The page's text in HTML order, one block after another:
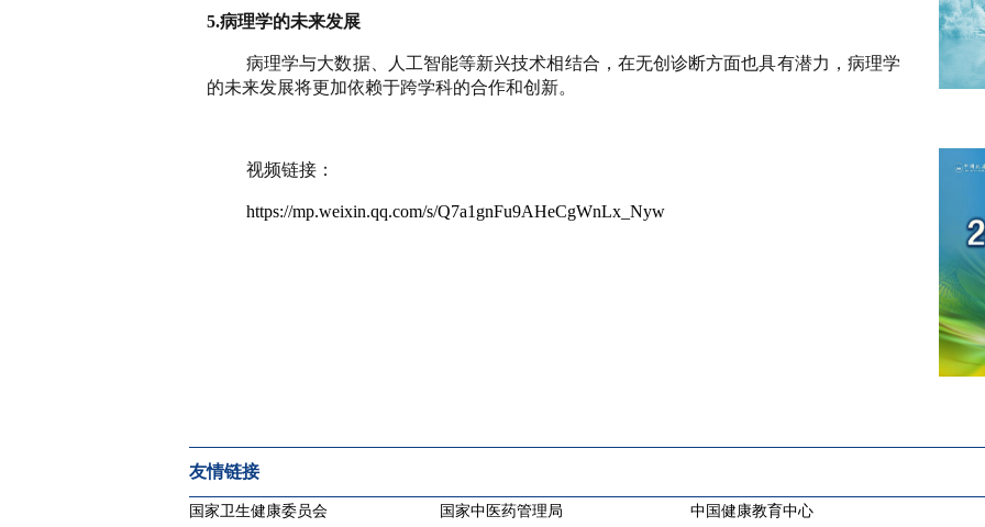
5.病理学的未来发展
病理学与大数据、人工智能等新兴技术相结合，在无创诊断方面也具有潜力，病理学
的未来发展将更加依赖于跨学科的合作和创新。
视频链接：
https://mp.weixin.qq.com/s/Q7a1gnFu9AHeCgWnLx_Nyw
友情链接
国家卫生健康委员会 国家中医药管理局 中国健康教育中心